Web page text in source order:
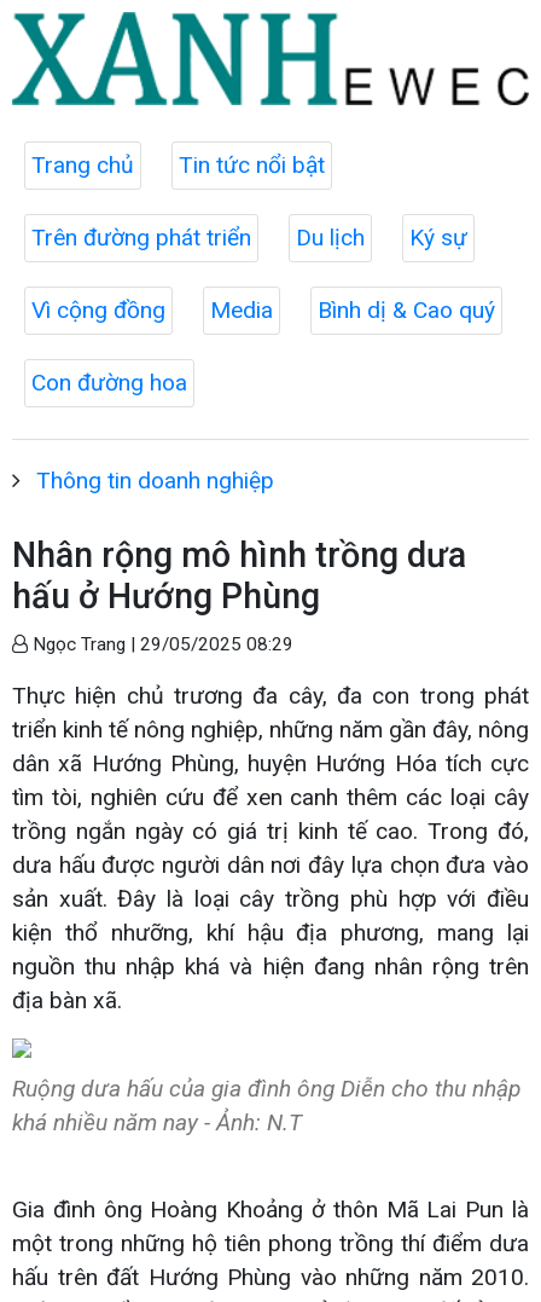
Trang chủ Tin tức nổi bật
Trên đường phát triển Du lịch Ký sự
Vì cộng đồng Media Bình dị & Cao quý
Con đường hoa
Thông tin doanh nghiệp
Nhân rộng mô hình trồng dưa
hấu ở Hướng Phùng
Ngọc Trang | 29/05/2025 08:29
Thực hiện chủ trương đa cây, đa con trong phát
triển kinh tế nông nghiệp, những năm gần đây, nông
dân xã Hướng Phùng, huyện Hướng Hóa tích cực
tìm tòi, nghiên cứu để xen canh thêm các loại cây
trồng ngắn ngày có giá trị kinh tế cao. Trong đó,
dưa hấu được người dân nơi đây lựa chọn đưa vào
sản xuất. Đây là loại cây trồng phù hợp với điều
kiện thổ nhưỡng, khí hậu địa phương, mang lại
nguồn thu nhập khá và hiện đang nhân rộng trên
địa bàn xã.
Ruộng dưa hấu của gia đình ông Diễn cho thu nhập
khá nhiều năm nay - Ảnh: N.T
Gia đình ông Hoàng Khoảng ở thôn Mã Lai Pun là
một trong những hộ tiên phong trồng thí điểm dưa
hấu trên đất Hướng Phùng vào những năm 2010.